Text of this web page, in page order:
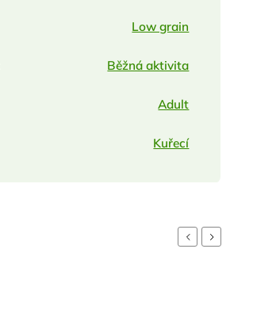
Low grain
Běžná aktivita
Adult
Kuřecí
PreviousNext